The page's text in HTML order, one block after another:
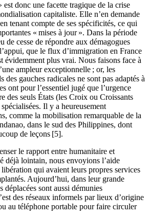
est donc une facette tragique de la crise
capitaliste. Elle n’en demande
tenant compte de ses spécificités, ce qui
« mises à jour ». Dans la période
de cesse de répondre aux démagogues
que le flux d’immigration en France
évidemment plus vrai. Nous faisons face à
ampleur exceptionnelle ; or, les
des gauches radicales ne sont pas adaptés à
ont pour l’essentiel jugé que l’urgence
des seuls États (les Croix ou Croissants
Il y a heureusement
comme la mobilisation remarquable de la
dans le sud des Philippines, dont
de leçons [5].
le rapport entre humanitaire et
déjà lointain, nous envoyions l’aide
qui avaient leurs propres services
Aujourd’hui, dans leur grande
déplacées sont aussi démunies
des réseaux informels par lieux d’origine
au téléphone portable pour faire circuler